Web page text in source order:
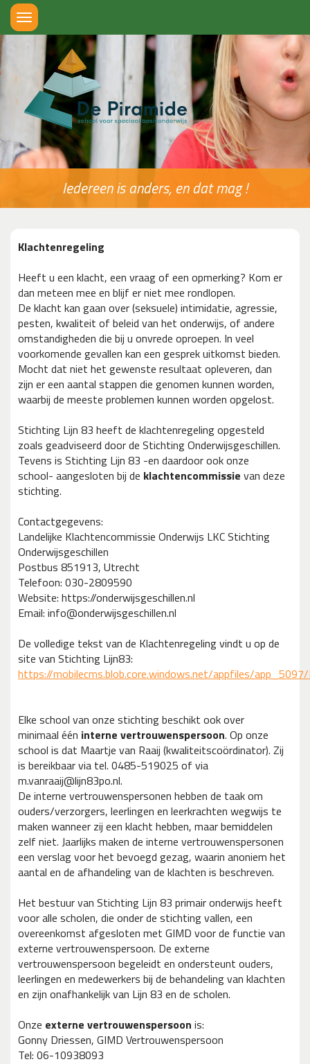
Toggle
navigation
Iedereen is anders, en dat mag !
Klachtenregeling
Heeft u een klacht, een vraag of een opmerking? Kom er
dan meteen mee en blijf er niet mee rondlopen.
De klacht kan gaan over (seksuele) intimidatie, agressie,
pesten, kwaliteit of beleid van het onderwijs, of andere
omstandigheden die bij u onvrede oproepen. In veel
voorkomende gevallen kan een gesprek uitkomst bieden.
Mocht dat niet het gewenste resultaat opleveren, dan
zijn er een aantal stappen die genomen kunnen worden,
waarbij de meeste problemen kunnen worden opgelost.
Stichting Lijn 83 heeft de klachtenregeling opgesteld
zoals geadviseerd door de Stichting Onderwijsgeschillen.
Tevens is Stichting Lijn 83 -en daardoor ook onze
school- aangesloten bij de klachtencommissie van deze
stichting.
Contactgegevens:
Landelijke Klachtencommissie Onderwijs LKC Stichting
Onderwijsgeschillen
Postbus 851913, Utrecht
Telefoon: 030-2809590
Website: https://onderwijsgeschillen.nl
Email: info@onderwijsgeschillen.nl
De volledige tekst van de Klachtenregeling vindt u op de
site van Stichting Lijn83:
https://mobilecms.blob.core.windows.net/appfiles/
Elke school van onze stichting beschikt ook over
minimaal één interne vertrouwenspersoon. Op onze
school is dat Maartje van Raaij (kwaliteitscoördinator). Zij
is bereikbaar via tel. 0485-519025 of via
m.vanraaij@lijn83po.nl.
De interne vertrouwenspersonen hebben de taak om
ouders/verzorgers, leerlingen en leerkrachten wegwijs te
maken wanneer zij een klacht hebben, maar bemiddelen
zelf niet. Jaarlijks maken de interne vertrouwenspersonen
een verslag voor het bevoegd gezag, waarin anoniem het
aantal en de afhandeling van de klachten is beschreven.
Het bestuur van Stichting Lijn 83 primair onderwijs heeft
voor alle scholen, die onder de stichting vallen, een
overeenkomst afgesloten met GIMD voor de functie van
externe vertrouwenspersoon. De externe
vertrouwenspersoon begeleidt en ondersteunt ouders,
leerlingen en medewerkers bij de behandeling van klachten
en zijn onafhankelijk van Lijn 83 en de scholen.
Onze externe vertrouwenspersoon is:
Gonny Driessen, GIMD Vertrouwenspersoon
Tel: 06-10938093